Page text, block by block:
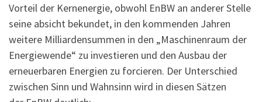
Vorteil der Kernenergie, obwohl EnBW an anderer Stelle
seine absicht bekundet, in den kommenden Jahren
weitere Milliardensummen in den „Maschinenraum der
Energiewende“ zu investieren und den Ausbau der
erneuerbaren Energien zu forcieren. Der Unterschied
zwischen Sinn und Wahnsinn wird in diesen Sätzen